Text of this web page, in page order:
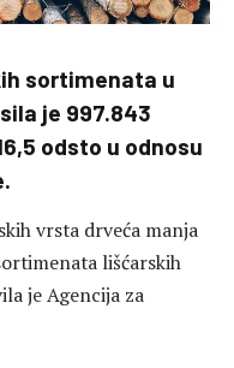
sortimenata u
je 997.843
odsto u odnosu
vrsta drveća manja
lišćarskih
je Agencija za